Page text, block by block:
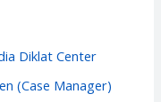
Diklat Center
(Case Manager)